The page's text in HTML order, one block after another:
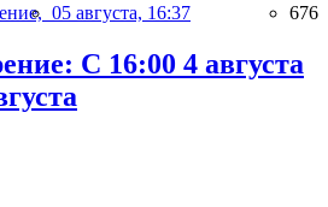
05 августа, 16:37 676
С 16:00 4 августа